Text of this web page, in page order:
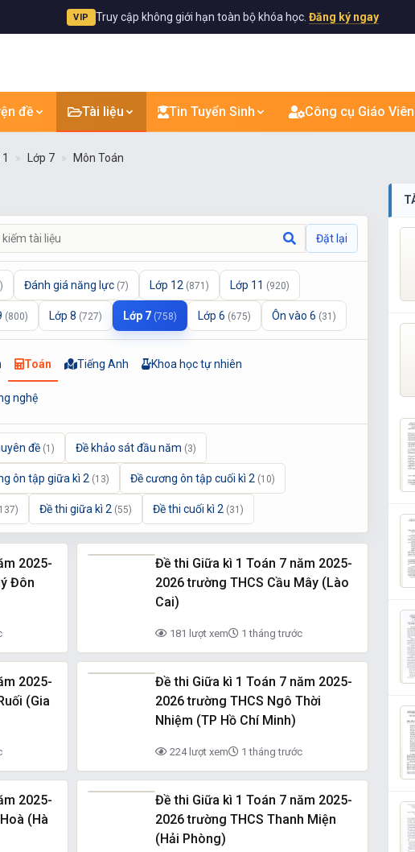
VIP Truy cập không giới hạn toàn bộ khóa học. Đăng ký ngay
đề Tài liệu Tin Tuyển Sinh Công cụ Giáo Viên
Lớp 7 Môn Toán
Đặt lại
Đánh giá năng lực (7) Lớp 12 (871) Lớp 11 (920)
(800) Lớp 8 (727) Lớp 7 (758) Lớp 6 (675) Ôn vào 6 (31)
Toán Tiếng Anh Khoa học tự nhiên
nghệ
đề (1) Đề khảo sát đầu năm (3)
ôn tập giữa kì 2 (13) Đề cương ôn tập cuối kì 2 (10)
Đề thi giữa kì 2 (55) Đề thi cuối kì 2 (31)
2025-
Đôn
Đề thi Giữa kì 1 Toán 7 năm 2025-
2026 trường THCS Cầu Mây (Lào
Cai)
181 lượt xem 1 tháng trước
2025-
(Gia
Đề thi Giữa kì 1 Toán 7 năm 2025-
2026 trường THCS Ngô Thời
Nhiệm (TP Hồ Chí Minh)
224 lượt xem 1 tháng trước
2025-
(Hà
Đề thi Giữa kì 1 Toán 7 năm 2025-
2026 trường THCS Thanh Miện
(Hải Phòng)